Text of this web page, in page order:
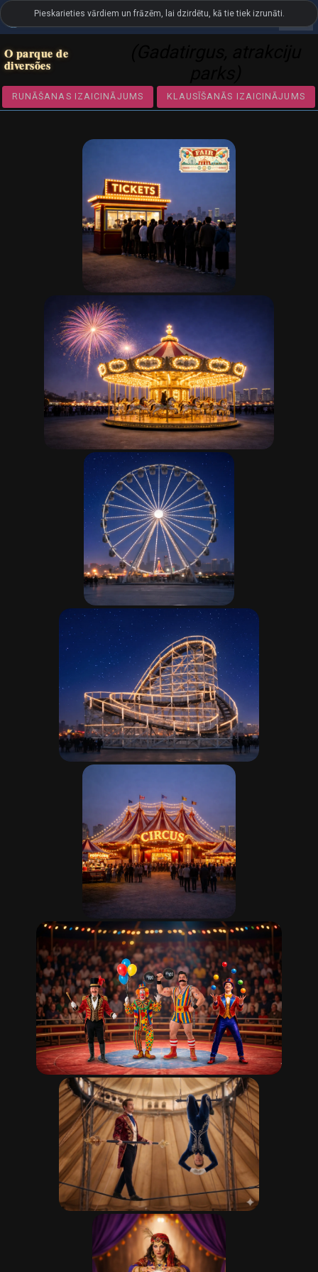
LanguageGuide.org •Portugāļu valodas vizuālā vārdnīca
O parque de
diversões
RUNĀŠANAS IZAICINĀJUMS KLAUSĪŠANĀS
Pieskarieties vārdiem un frāzēm, lai dzirdētu, kā tie tiek izrunāti.